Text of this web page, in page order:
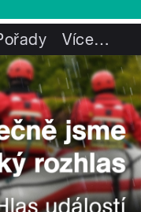
Více…